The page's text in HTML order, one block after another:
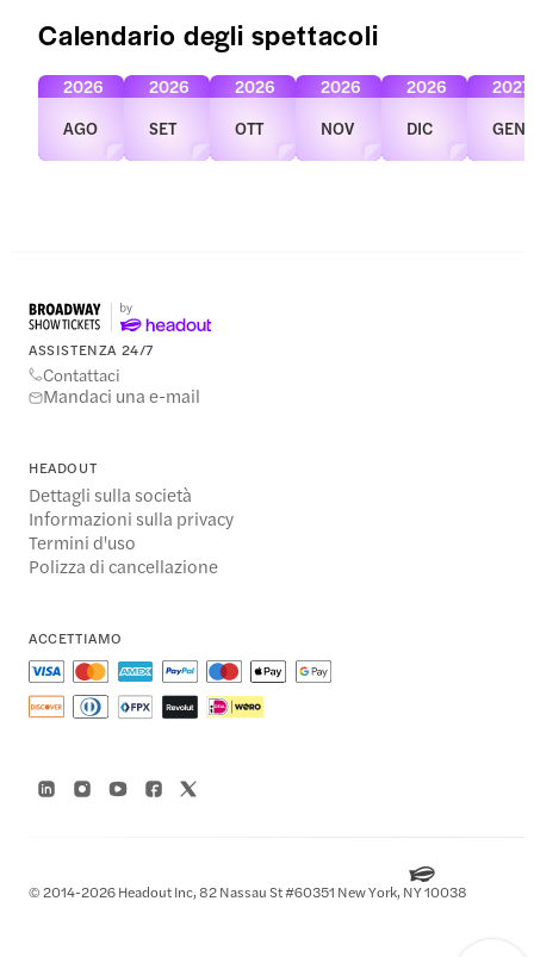
Calendario degli spettacoli
AGO
2026
SET
2026
OTT
2026
NOV
2026
DIC
2026
GEN
2027
ASSISTENZA 24/7
Contattaci
Mandaci una e-mail
HEADOUT
Dettagli sulla società
Informazioni sulla privacy
Termini d'uso
Polizza di cancellazione
ACCETTIAMO
© 2014-2026 Headout Inc, 82 Nassau St #60351 New York, NY 10038